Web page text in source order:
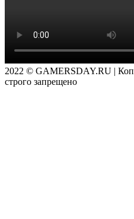
2022 © GAMERSDAY.RU |
строго запрещено